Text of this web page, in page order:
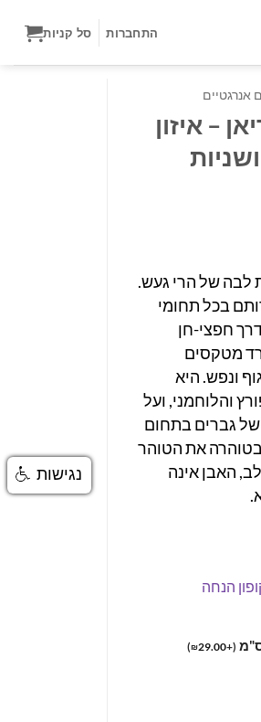
התחברות סל קניות
אנרגטיים
– איזון
לבה של הרי געש.
בכל תחומי
חפצי-חן
מטקסים
ונפש. היא
והלוחמני, ועל
של גברים בתחום
את הטוהר
האבן אינה
הנחה
(
+
₪29.00
)
נגישות